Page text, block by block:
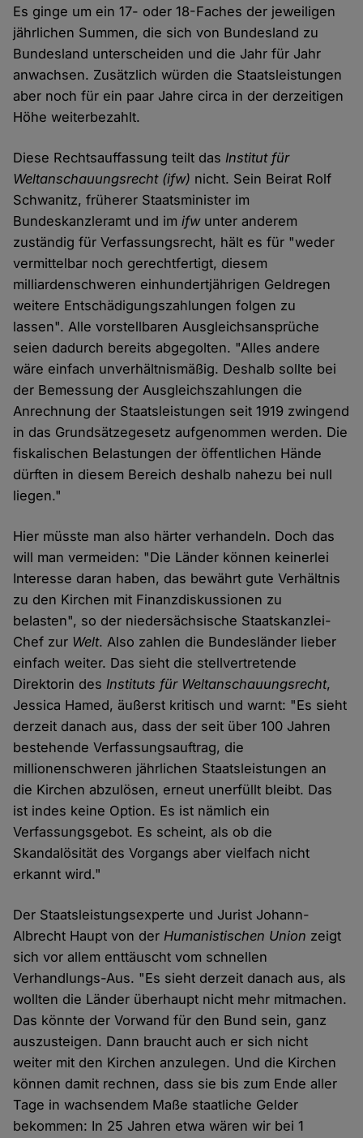
Es ginge um ein 17- oder 18-Faches der jeweiligen
jährlichen Summen, die sich von Bundesland zu
Bundesland unterscheiden und die Jahr für Jahr
anwachsen. Zusätzlich würden die Staatsleistungen
aber noch für ein paar Jahre circa in der derzeitigen
Höhe weiterbezahlt.
Diese Rechtsauffassung teilt dasInstitut für
Weltanschauungsrecht (ifw) nicht. Sein Beirat Rolf
Schwanitz, früherer Staatsminister im
Bundeskanzleramt und imifwunter anderem
zuständig für Verfassungsrecht, hält es für "weder
vermittelbar noch gerechtfertigt, diesem
milliardenschweren einhundertjährigen Geldregen
weitere Entschädigungszahlungen folgen zu
lassen". Alle vorstellbaren Ausgleichsansprüche
seien dadurch bereits abgegolten. "Alles andere
wäre einfach unverhältnismäßig. Deshalb sollte bei
der Bemessung der Ausgleichszahlungen die
Anrechnung der Staatsleistungen seit 1919 zwingend
in das Grundsätzegesetz aufgenommen werden. Die
fiskalischen Belastungen der öffentlichen Hände
dürften in diesem Bereich deshalb nahezu bei null
liegen."
Hier müsste man also härter verhandeln. Doch das
will man vermeiden: "Die Länder können keinerlei
Interesse daran haben, das bewährt gute Verhältnis
zu den Kirchen mit Finanzdiskussionen zu
belasten", so der niedersächsische Staatskanzlei-
Chef zur Welt. Also zahlen die Bundesländer lieber
einfach weiter. Das sieht die stellvertretende
Direktorin desInstituts für Weltanschauungsrecht,
Jessica Hamed, äußerst kritisch und warnt: "Es sieht
derzeit danach aus, dass der seit über 100 Jahren
bestehende Verfassungsauftrag, die
millionenschweren jährlichen Staatsleistungen an
die Kirchen abzulösen, erneut unerfüllt bleibt. Das
ist indes keine Option. Es ist nämlich ein
Verfassungsgebot. Es scheint, als ob die
Skandalösität des Vorgangs aber vielfach nicht
erkannt wird."
Der Staatsleistungsexperte und Jurist Johann-
Albrecht Haupt von derHumanistischen Union zeigt
sich vor allem enttäuscht vom schnellen
Verhandlungs-Aus. "Es sieht derzeit danach aus, als
wollten die Länder überhaupt nicht mehr mitmachen.
Das könnte der Vorwand für den Bund sein, ganz
auszusteigen. Dann braucht auch er sich nicht
weiter mit den Kirchen anzulegen. Und die Kirchen
können damit rechnen, dass sie bis zum Ende aller
Tage in wachsendem Maße staatliche Gelder
bekommen: In 25 Jahren etwa wären wir bei 1